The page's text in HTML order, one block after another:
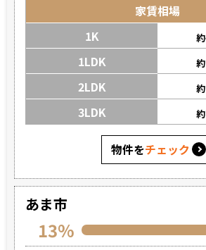
家賃相場
1K
約
1LDK 約
2LDK 約
3LDK 約
物件をチェック
あま市
13%